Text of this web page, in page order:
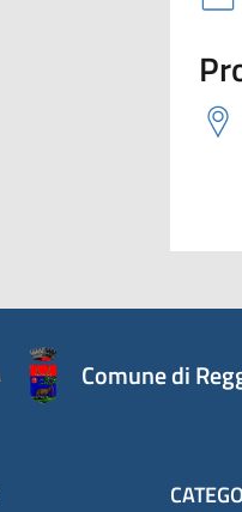
Comune di